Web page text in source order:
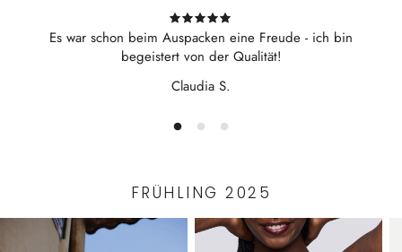
Es war schon beim Auspacken eine Freude - ich bin
begeistert von der Qualität!
Claudia S.
FRÜHLING 2025